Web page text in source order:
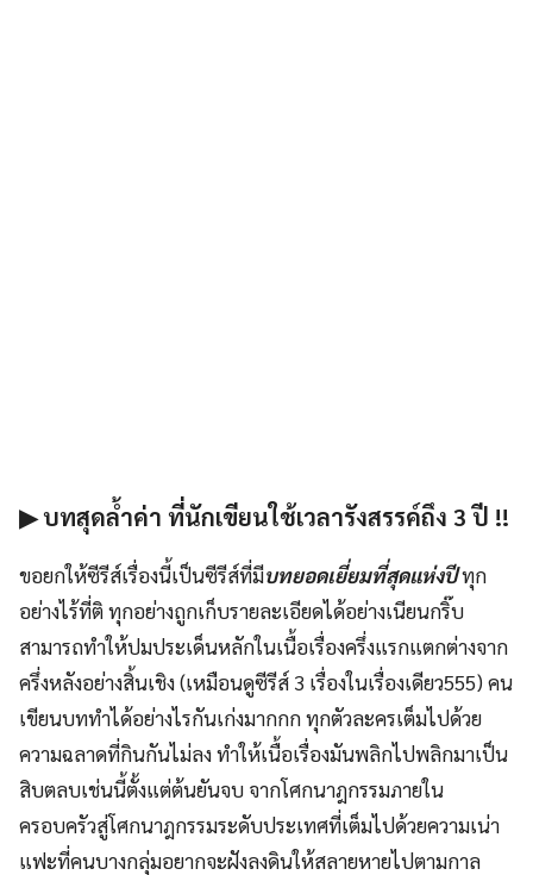
▶ บทสุดล้ำค่า ที่นักเขียนใช้เวลารังสรรค์ถึง 3 ปี !!
ขอยกให้ซีรีส์เรื่องนี้เป็นซีรีส์ที่มีบทยอดเยี่ยมที่สุดแห่งปีทุก
อย่างไร้ที่ติ ทุกอย่างถูกเก็บรายละเอียดได้อย่างเนียนกริ๊บ
สามารถทำให้ปมประเด็นหลักในเนื้อเรื่องครึ่งแรกแตกต่างจาก
ครึ่งหลังอย่างสิ้นเชิง (เหมือนดูซีรีส์ 3 เรื่องในเรื่องเดียว555) คน
เขียนบททำได้อย่างไรกันเก่งมากกก ทุกตัวละครเต็มไปด้วย
ความฉลาดที่กินกันไม่ลง ทำให้เนื้อเรื่องมันพลิกไปพลิกมาเป็น
สิบตลบเช่นนี้ตั้งแต่ต้นยันจบ จากโศกนาฎกรรมภายใน
ครอบครัวสู่โศกนาฎกรรมระดับประเทศที่เต็มไปด้วยความเน่า
แฟะที่คนบางกลุ่มอยากจะฝังลงดินให้สลายหายไปตามกาล